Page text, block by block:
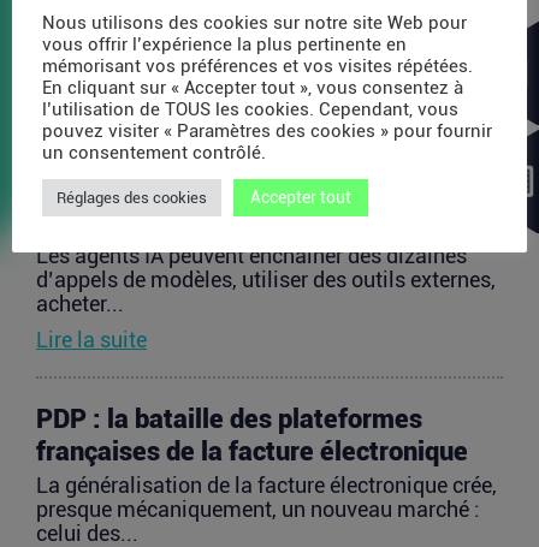
Aujourd’hui, l’un des principaux défis pour les
vendeurs en ligne est d’identifier les canaux de...
Lire la suite
Avec 35 millions de dollars, SAPIOM
veut devenir le contrôleur de gestion
des agents IA
Les agents IA peuvent enchaîner des dizaines
d’appels de modèles, utiliser des outils externes,
acheter...
Lire la suite
PDP : la bataille des plateformes
françaises de la facture électronique
La généralisation de la facture électronique crée,
presque mécaniquement, un nouveau marché :
celui des...
Nous utilisons des cookies sur notre site Web pour
vous offrir l’expérience la plus pertinente en
mémorisant vos préférences et vos visites répétées.
En cliquant sur « Accepter tout », vous consentez à
l’utilisation de TOUS les cookies. Cependant, vous
pouvez visiter « Paramètres des cookies » pour fournir
un consentement contrôlé.
Réglages des cookies Accepter tout